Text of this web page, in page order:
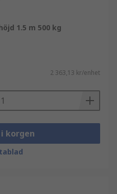
1.5 m 500 kg
2 363,13 kr/enhet
korgen